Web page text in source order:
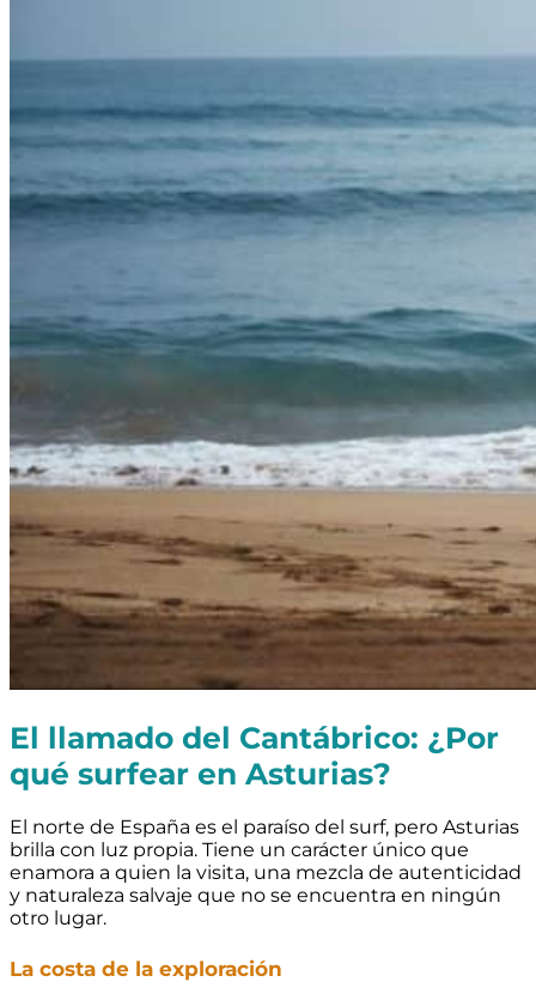
El llamado del Cantábrico: ¿Por
qué surfear en Asturias?
El norte de España es el paraíso del surf, pero Asturias
brilla con luz propia. Tiene un carácter único que
enamora a quien la visita, una mezcla de autenticidad
y naturaleza salvaje que no se encuentra en ningún
otro lugar.
La costa de la exploración